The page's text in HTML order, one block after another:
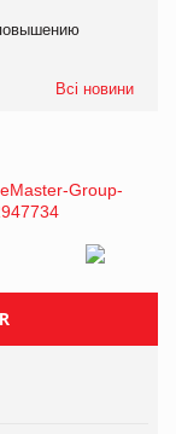
Всі новини